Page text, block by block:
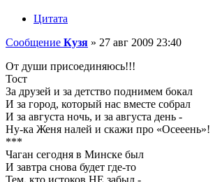
Цитата
Сообщение Кузя » 27 авг 2009 23:40
От души присоединяюсь!!!
Тост
За друзей и за детство поднимем бокал
И за город, который нас вместе собрал
И за августа ночь, и за августа день -
Ну-ка Женя налей и скажи про «Осееень»!
***
Чаган сегодня в Минске был
И завтра снова будет где-то
Тем, кто истоков НЕ забыл -